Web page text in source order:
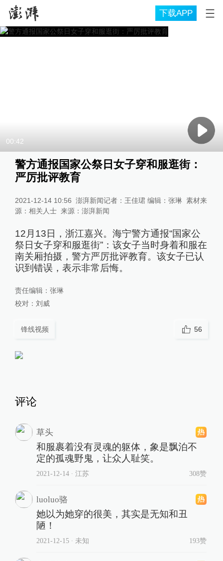
下载APP
00:42
警方通报国家公祭日女子穿和服逛街：
严厉批评教育
2021-12-14 10:56 澎湃新闻记者：王佳珺 编辑：张琳 素材来
源：相关人士 来源： 澎湃新闻
12月13日，浙江嘉兴。海宁警方通报“国家公
祭日女子穿和服逛街”：该女子当时身着和服在
南关厢拍摄，警方严厉批评教育。该女子已认
识到错误，表示非常后悔。
责任编辑： 张琳
校对： 刘威
锋线视频 56
评论
草头
和服裹着没有灵魂的躯体，象是飘泊不
定的孤魂野鬼，让众人耻笑。
2021-12-14∙ 江苏 308赞
luoluo骆
她以为她穿的很美，其实是无知和丑
陋！
2021-12-15∙ 未知 193赞